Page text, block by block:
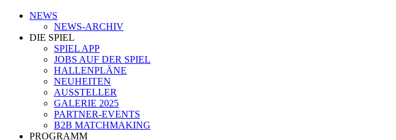
NEWS
NEWS-ARCHIV
DIE SPIEL
SPIEL APP
JOBS AUF DER SPIEL
HALLENPLÄNE
NEUHEITEN
AUSSTELLER
GALERIE 2025
PARTNER-EVENTS
B2B MATCHMAKING
PROGRAMM